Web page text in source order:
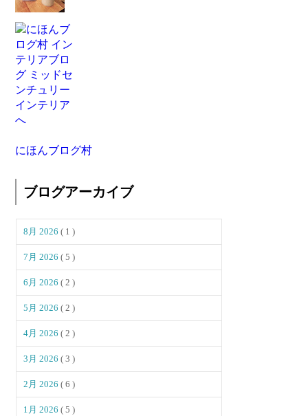
にほんブログ村
ブログアーカイブ
8月 2026( 1 )
7月 2026( 5 )
6月 2026( 2 )
5月 2026( 2 )
4月 2026( 2 )
3月 2026( 3 )
2月 2026( 6 )
1月 2026( 5 )